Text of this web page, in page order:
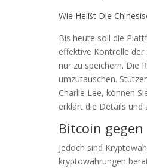
Wie Heißt Die
Bis heute soll die
effektive Kontrolle
nur zu speichern. Die
umzutauschen.
Charlie Lee, können
erklärt die Details und
Bitcoin
Jedoch sind
kryptowährungen